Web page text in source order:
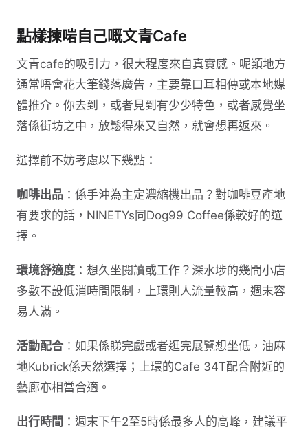
點樣揀啱自己嘅文青Cafe
文青cafe的吸引力，很大程度來自真實感。呢類地方
通常唔會花大筆錢落廣告，主要靠口耳相傳或本地媒
體推介。你去到，或者見到有少少特色，或者感覺坐
落係街坊之中，放鬆得來又自然，就會想再返來。
選擇前不妨考慮以下幾點：
咖啡出品 ：係手沖為主定濃縮機出品？對咖啡豆產地
有要求的話，NINETYs同Dog99 Coffee係較好的選
擇。
環境舒適度 ：想久坐閱讀或工作？深水埗的幾間小店
多數不設低消時間限制，上環則人流量較高，週末容
易人滿。
活動配合 ：如果係睇完戲或者逛完展覽想坐低，油麻
地Kubrick係天然選擇；上環的Cafe 34T配合附近的
藝廊亦相當合適。
出行時間 ：週末下午2至5時係最多人的高峰，建議平